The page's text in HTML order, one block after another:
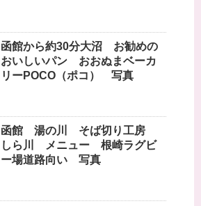
函館から約30分大沼 お勧めの
おいしいパン おおぬまベーカ
リーPOCO（ポコ） 写真
函館 湯の川 そば切り工房
しら川 メニュー 根崎ラグビ
ー場道路向い 写真